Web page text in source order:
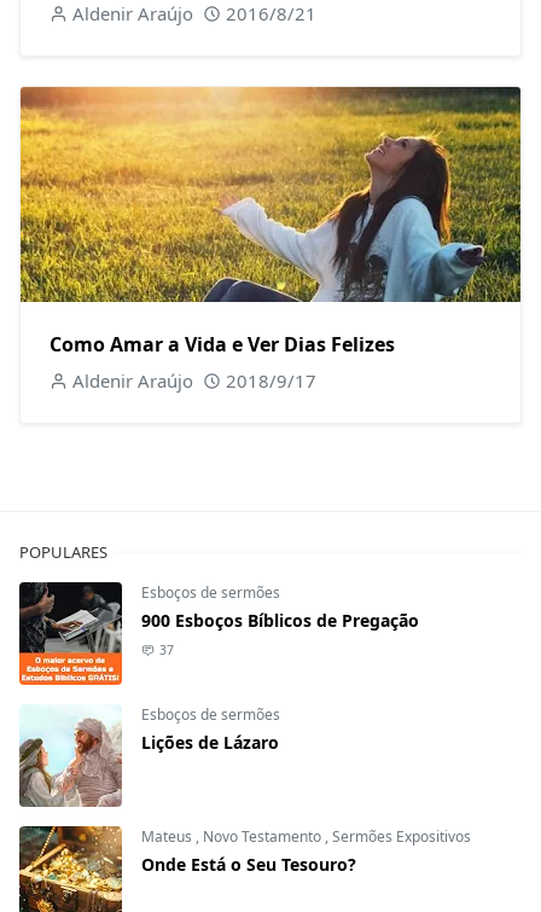
Aldenir Araújo 2016/8/21
Como Amar a Vida e Ver Dias Felizes
Aldenir Araújo 2018/9/17
POPULARES
Esboços de sermões
900 Esboços Bíblicos de Pregação
37
Esboços de sermões
Lições de Lázaro
Mateus , Novo Testamento ,Sermões Expositivos
Onde Está o Seu Tesouro?